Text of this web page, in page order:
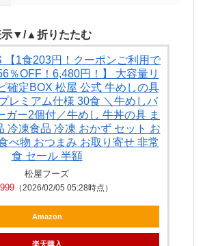
示▼/▲折りたたむ
【1食203円！クーポンご利用で
％OFF！6,480円！】 大容量リ
確定BOX 松屋 公式 牛めしの具
レミアム仕様 30食 ＼牛めしバ
ガー2個付／牛めし 牛丼の具 ま
冷凍食品 冷凍 おかず セット お
べ物 おつまみ お取り寄せ 非常
食 セール 半額
松屋フーズ
（2026/02/05 05:28時点）
Amazon
楽天購入